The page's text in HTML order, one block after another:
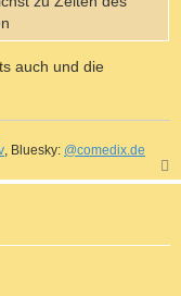
auch und die
, Bluesky: @comedix.de
a